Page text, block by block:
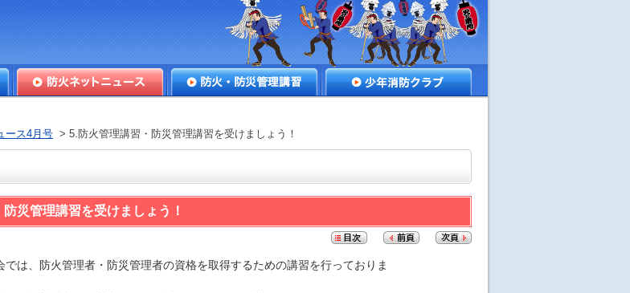
ース4月号 > 5.防火管理講習・防災管理講習を受けましょう！
災管理講習を受けましょう！
は、防火管理者・防災管理者の資格を取得するための講習を行っておりま